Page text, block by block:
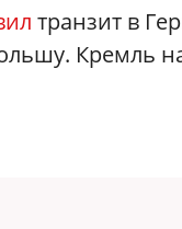
транзит в
Кремль